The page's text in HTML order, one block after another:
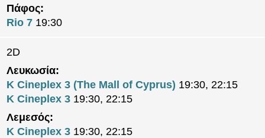
Πάφος:
Rio 7 19:30
2D
Λευκωσία:
K Cineplex 3 (The Mall of Cyprus) 19:30, 22:15
K Cineplex 3 19:30, 22:15
Λεμεσός:
K Cineplex 3 19:30, 22:15